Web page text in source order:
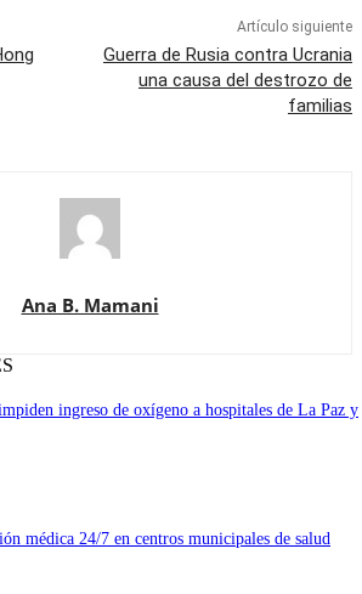
Artículo siguiente
Guerra de Rusia contra Ucrania
una causa del destrozo de
familias
Ana B. Mamani
ingreso de oxígeno a hospitales de La Paz y
médica 24/7 en centros municipales de salud